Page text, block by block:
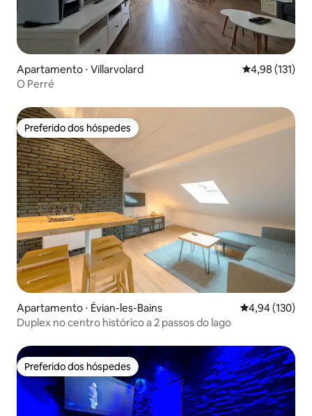
Apartamento ⋅ Villarvolard 4,98 de uma
4,98 (131)
O Perré
Preferido dos hóspedes
Preferido dos hóspedes
Apartamento ⋅ Évian-les-Bains 4,94 de uma
4,94 (130)
Duplex no centro histórico a 2 passos do lago
Preferido dos hóspedes
Preferido dos hóspedes